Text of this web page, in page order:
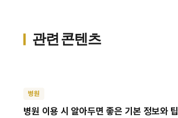
관련 콘텐츠
병원
병원 이용 시 알아두면 좋은 기본 정보와 팁